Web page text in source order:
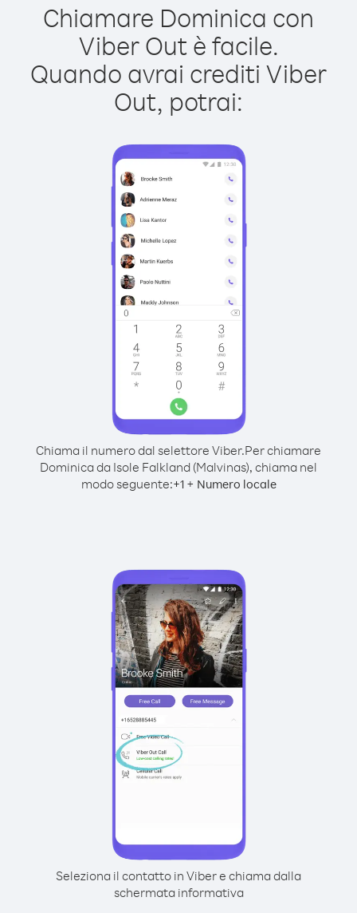
Chiamare Dominica con
Viber Out è facile.
Quando avrai crediti Viber
Out, potrai:
Chiama il numero dal selettore Viber.Per chiamare
Dominica da Isole Falkland (Malvinas), chiama nel
modo seguente:+1+ Numero locale
Seleziona il contatto in Viber e chiama dalla
schermata informativa